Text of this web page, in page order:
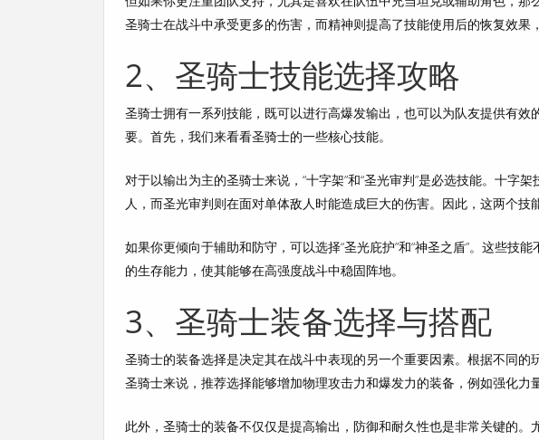
圣骑士在战斗中承受更多的伤害，而精神则提高了技能使用后的恢复效果
2、圣骑士技能选择攻略
圣骑士拥有一系列技能，既可以进行高爆发输出，也可以为队友提供有
要。首先，我们来看看圣骑士的一些核心技能。
对于以输出为主的圣骑士来说，“十字架”和“圣光审判”是必选技能。十字
人，而圣光审判则在面对单体敌人时能造成巨大的伤害。因此，这两个技
如果你更倾向于辅助和防守，可以选择“圣光庇护”和“神圣之盾”。这些技
的生存能力，使其能够在高强度战斗中稳固阵地。
3、圣骑士装备选择与搭配
圣骑士的装备选择是决定其在战斗中表现的另一个重要因素。根据不同
圣骑士来说，推荐选择能够增加物理攻击力和爆发力的装备，例如强化力
此外，圣骑士的装备不仅仅是提高输出，防御和耐久性也是非常关键的